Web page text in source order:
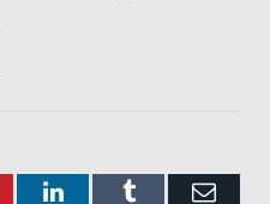
LinkedInTumblr